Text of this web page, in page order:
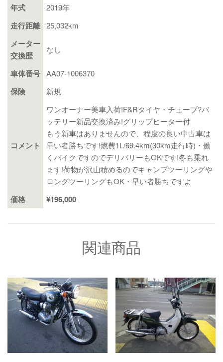
年式 2019年
走行距離 25,032km
メーター
交換歴
なし
車体番号 AA07-1006370
保険 新規
コメント
ワンオーナー美車入荷!F&Rタイヤ・チューブ?バ
ッテリー新品交換済み!グリップヒーター付
もう新車はありませんので、程度の良い中古車は
早い者勝ちです!燃費1L/69.4km(30km走行時)・働
くバイクですのでデリバリーもOKです!冬も乗れ
ます!荷物が沢山積めるのでキャンプツーリングや
ロングツーリングもOK・早い者勝ちですよ
価格 ¥196,000
関連商品